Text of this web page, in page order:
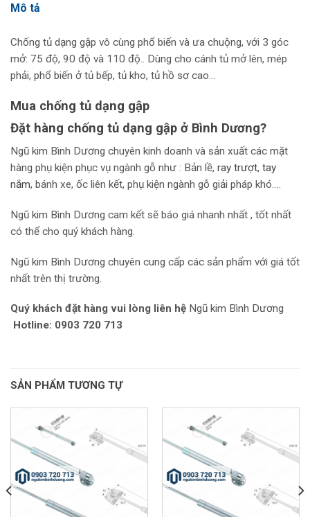
Mô tả
Chống tủ dạng gập vô cùng phổ biến và ưa chuộng, với 3 góc
mở: 75 độ, 90 độ và 110 độ.. Dùng cho cánh tủ mở lên, mép
phải, phổ biến ở tủ bếp, tủ kho, tủ hồ sơ cao…
Mua chống tủ dạng gập
Đặt hàng chống tủ dạng gập ở Bình Dương?
Ngũ kim Bình Dương chuyên kinh doanh và sản xuất các mặt
hàng phụ kiện phục vụ ngành gỗ như : Bản lề, ray trượt, tay
nắm, bánh xe, ốc liên kết, phụ kiện ngành gỗ giải pháp khó….
Ngũ kim Bình Dương cam kết sẽ báo giá nhanh nhất , tốt nhất
có thể cho quý khách hàng.
Ngũ kim Bình Dương chuyên cung cấp các sản phẩm với giá tốt
nhất trên thị trường.
Quý khách đặt hàng vui lòng liên hệ Ngũ kim Bình Dương
Hotline: 0903 720 713
SẢN PHẨM TƯƠNG TỰ